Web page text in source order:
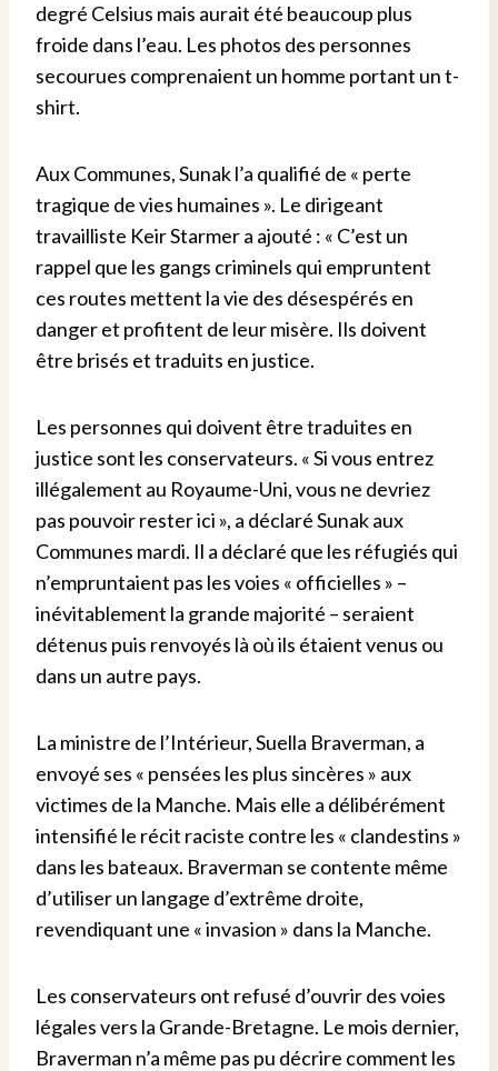
degré Celsius mais aurait été beaucoup plus
froide dans l’eau. Les photos des personnes
secourues comprenaient un homme portant un t-
shirt.
Aux Communes, Sunak l’a qualifié de « perte
tragique de vies humaines ». Le dirigeant
travailliste Keir Starmer a ajouté : « C’est un
rappel que les gangs criminels qui empruntent
ces routes mettent la vie des désespérés en
danger et profitent de leur misère. Ils doivent
être brisés et traduits en justice.
Les personnes qui doivent être traduites en
justice sont les conservateurs. « Si vous entrez
illégalement au Royaume-Uni, vous ne devriez
pas pouvoir rester ici », a déclaré Sunak aux
Communes mardi. Il a déclaré que les réfugiés qui
n’empruntaient pas les voies « officielles » –
inévitablement la grande majorité – seraient
détenus puis renvoyés là où ils étaient venus ou
dans un autre pays.
La ministre de l’Intérieur, Suella Braverman, a
envoyé ses « pensées les plus sincères » aux
victimes de la Manche. Mais elle a délibérément
intensifié le récit raciste contre les « clandestins »
dans les bateaux. Braverman se contente même
d’utiliser un langage d’extrême droite,
revendiquant une « invasion » dans la Manche.
Les conservateurs ont refusé d’ouvrir des voies
légales vers la Grande-Bretagne. Le mois dernier,
Braverman n’a même pas pu décrire comment les